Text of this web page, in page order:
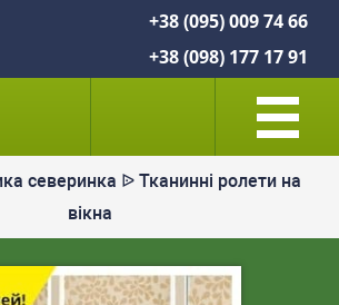
+38 (095) 009 74 66
+38 (098) 177 17 91
северинка ᐉ Тканинні ролети на
вікна